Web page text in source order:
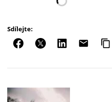
Sdílejte: